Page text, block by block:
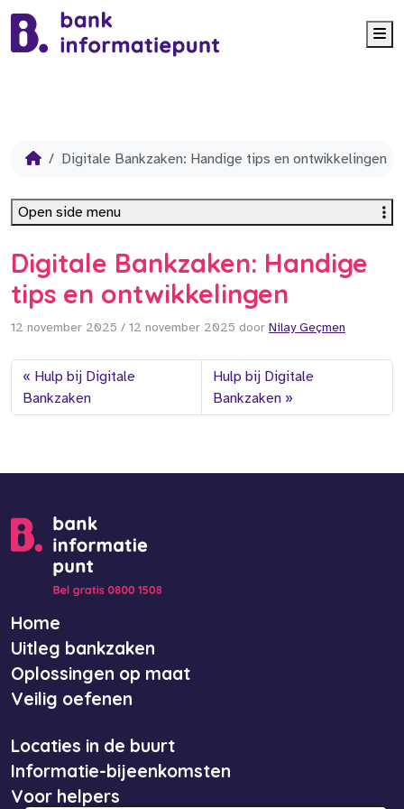
Digitale Bankzaken: Handige tips en ontwikkelingen
Digitale Bankzaken: Handige
tips en ontwikkelingen
12 november 2025 / 12 november 2025 door Nilay Geçmen
Hulp bij Digitale
Bankzaken
Hulp bij Digitale
Bankzaken
Open side menu
Home
Uitleg bankzaken
Oplossingen op maat
Veilig oefenen
Locaties in de buurt
Informatie-bijeenkomsten
Voor helpers